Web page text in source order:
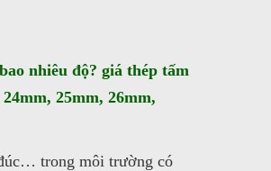
nhiêu độ? giá thép tấm
25mm, 26mm,
trong môi trường có